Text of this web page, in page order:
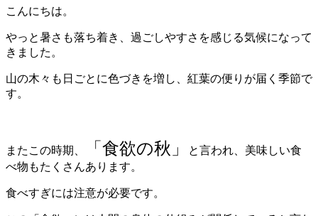
こんにちは。
やっと暑さも落ち着き、過ごしやすさを感じる気候になって
きました。
山の木々も日ごとに色づきを増し、紅葉の便りが届く季節で
す。
またこの時期、 「食欲の秋」
と言われ、美味しい食
べ物もたくさんあります。
食べすぎには注意が必要です。